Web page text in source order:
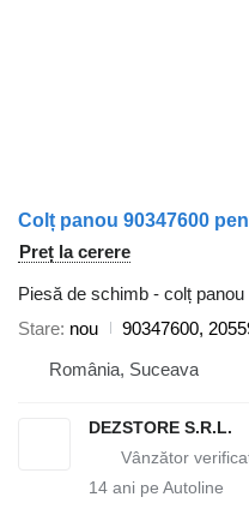
Colț panou 90347600
Preț la cerere
Piesă de schimb - colț panou
Stare nou
90347600,
România, Suceava
DEZSTORE S.R.L.
14 ani pe Autoline